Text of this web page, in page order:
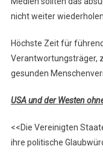
nicht weiter
Höchste Zeit für
Verantwortungsträger,
gesunden
USA und der Westen
<<Die Vereinigten
ihre politische